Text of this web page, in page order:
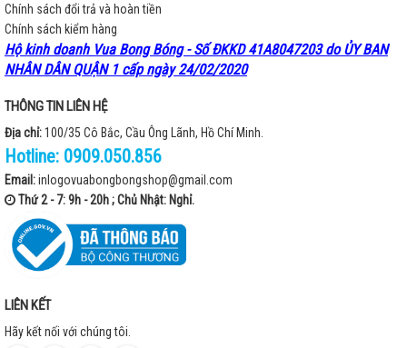
Chính sách đổi trả và hoàn tiền
Chính sách kiểm hàng
Hộ kinh doanh Vua Bong Bóng - Số ĐKKD 41A8047203 do ỦY BAN
NHÂN DÂN QUẬN 1 cấp ngày 24/02/2020
THÔNG TIN LIÊN HỆ
Địa chỉ:100/35 Cô Bắc, Cầu Ông Lãnh, Hồ Chí Minh.
Hotline: 0909.050.856
Email:inlogovuabongbongshop@gmail.com
Thứ 2 - 7: 9h - 20h ; Chủ Nhật: Nghỉ.
LIÊN KẾT
Hãy kết nối với chúng tôi.